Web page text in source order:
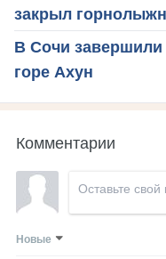
закрыл
В Сочи завершили
горе Ахун
Комментарии
Новые